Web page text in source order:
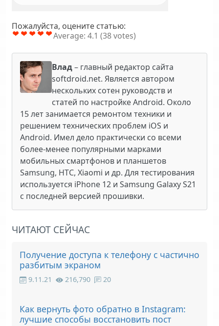
Пожалуйста, оцените статью:
Average: 4.1 (38votes)
Влад– главный редактор сайта
softdroid.net. Является автором
нескольких сотен руководств и
статей по настройке Android. Около
15 лет занимается ремонтом техники и
решением технических проблем iOS и
Android. Имел дело практически со всеми
более-менее популярными марками
мобильных смартфонов и планшетов
Samsung, HTC, Xiaomi и др. Для тестирования
используется iPhone 12 и Samsung Galaxy S21
с последней версией прошивки.
ЧИТАЮТ СЕЙЧАС
Получение доступа к телефону с частично
разбитым экраном
9.11.21 216,790 20
Как вернуть фото обратно в Instagram:
лучшие способы восстановить пост